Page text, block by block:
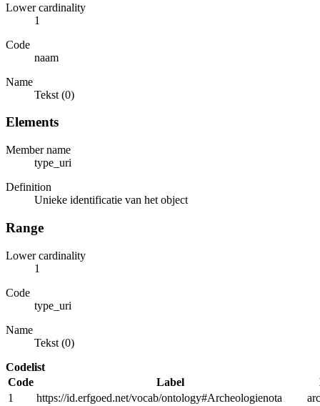
Lower cardinality
1
Code
naam
Name
Tekst (0)
Elements
Member name
type_uri
Definition
Unieke identificatie van het object
Range
Lower cardinality
1
Code
type_uri
Name
Tekst (0)
Codelist
Code
Label
1
https://id.erfgoed.net/vocab/ontology#Archeologienota